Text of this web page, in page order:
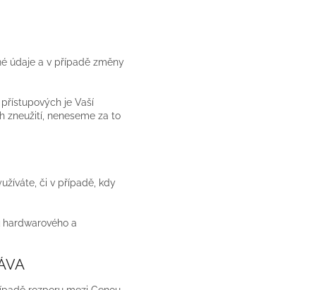
údaje a v případě změny
je Vaší
zneužití, neneseme za to
či v případě, kdy
a